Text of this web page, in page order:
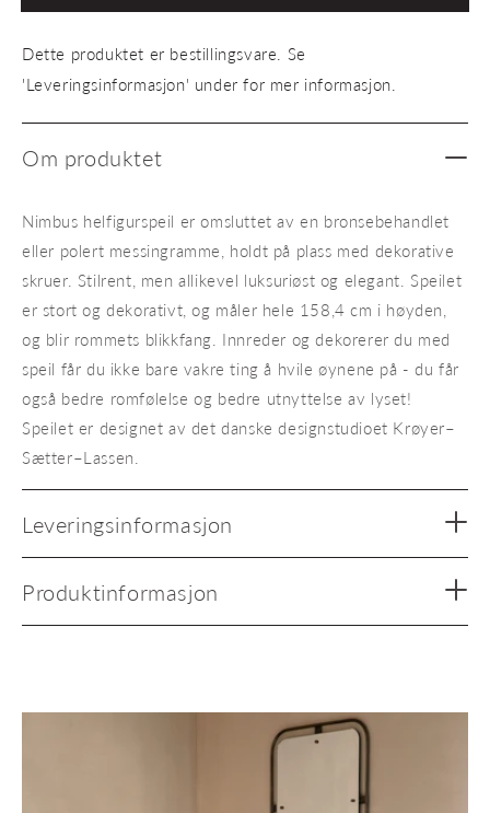
helfigur
messing
Dette produktet er bestillingsvare. Se
'Leveringsinformasjon' under for mer informasjon.
Om produktet
Nimbus helfigurspeil er omsluttet av en bronsebehandlet
eller polert messingramme, holdt på plass med dekorative
skruer. Stilrent, men allikevel luksuriøst og elegant. Speilet
er stort og dekorativt, og måler hele 158,4 cm i høyden,
og blir rommets blikkfang. Innreder og dekorerer du med
speil får du ikke bare vakre ting å hvile øynene på - du får
også bedre romfølelse og bedre utnyttelse av lyset!
Speilet er designet av det danske designstudioet Krøyer–
Sætter–Lassen.
Leveringsinformasjon
Produktinformasjon